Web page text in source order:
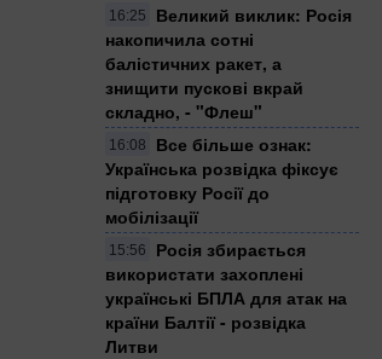
16:25
Великий виклик: Росія
накопичила сотні
балістичних ракет, а
знищити пускові вкрай
складно, - "Флеш"
16:08
Все більше ознак:
Українська розвідка фіксує
підготовку Росії до
мобілізації
15:56
Росія збирається
використати захоплені
українські БПЛА для атак на
країни Балтії - розвідка
Литви